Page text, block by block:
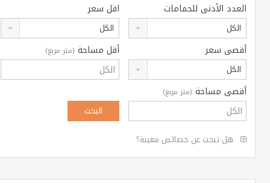
العدد الأدنى للحمامات
الكل
اقل سعر
الكل
أقصى سعر
الكل
أقل مساحة(متر مربع)
أقصى مساحة(متر مربع)
هل تبحث عن خصائص معينة؟